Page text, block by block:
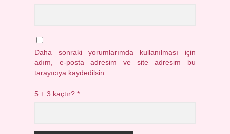
Daha sonraki yorumlarımda kullanılması için
adım, e-posta adresim ve site adresim bu
tarayıcıya kaydedilsin.
5 + 3 kaçtır?*